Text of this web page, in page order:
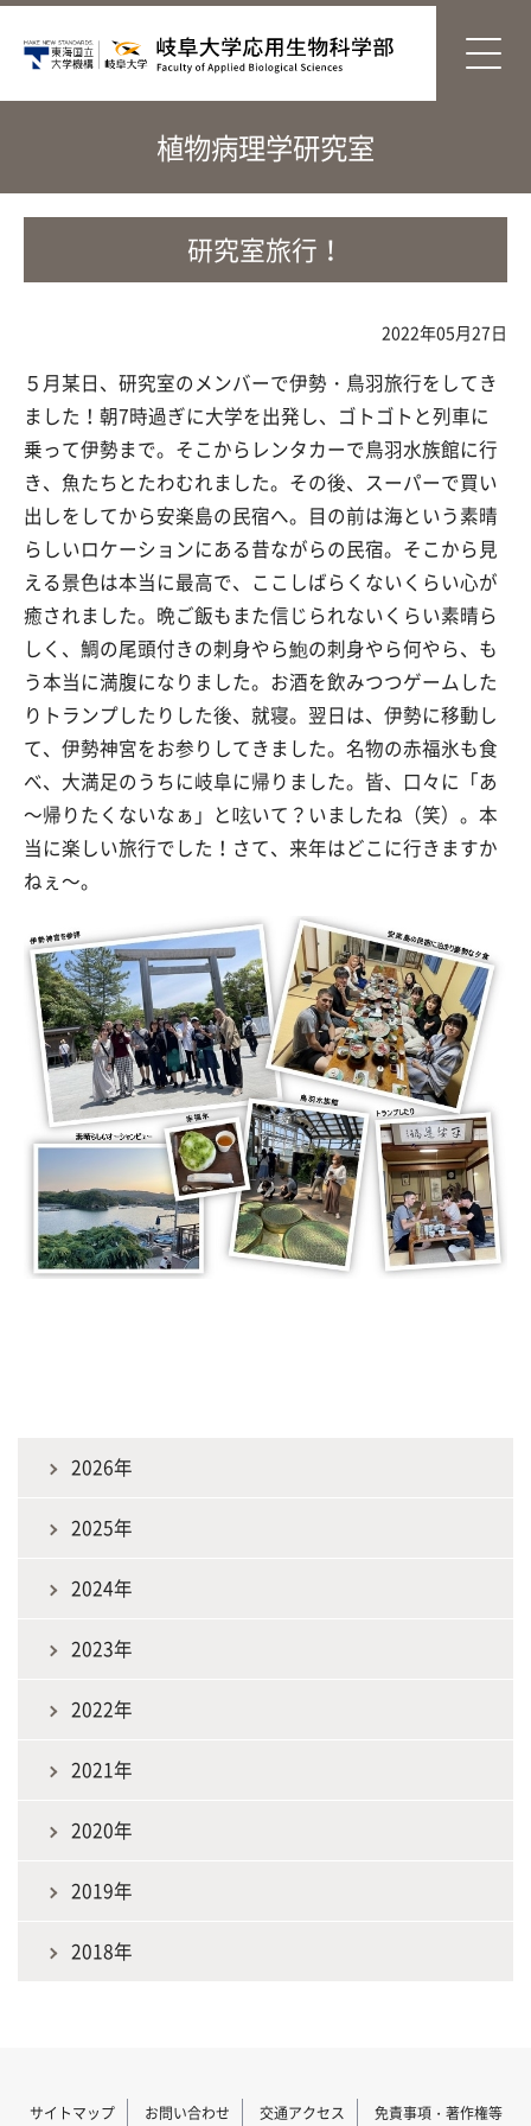
植物病理学研究室
研究室旅行！
2022年05月27日
５月某日、研究室のメンバーで伊勢・鳥羽旅行をしてき
ました！朝7時過ぎに大学を出発し、ゴトゴトと列車に
乗って伊勢まで。そこからレンタカーで鳥羽水族館に行
き、魚たちとたわむれました。その後、スーパーで買い
出しをしてから安楽島の民宿へ。目の前は海という素晴
らしいロケーションにある昔ながらの民宿。そこから見
える景色は本当に最高で、ここしばらくないくらい心が
癒されました。晩ご飯もまた信じられないくらい素晴ら
しく、鯛の尾頭付きの刺身やら鮑の刺身やら何やら、も
う本当に満腹になりました。お酒を飲みつつゲームした
りトランプしたりした後、就寝。翌日は、伊勢に移動し
て、伊勢神宮をお参りしてきました。名物の赤福氷も食
べ、大満足のうちに岐阜に帰りました。皆、口々に「あ
～帰りたくないなぁ」と呟いて？いましたね（笑）。本
当に楽しい旅行でした！さて、来年はどこに行きますか
ねぇ～。
2026年
2025年
2024年
2023年
2022年
2021年
2020年
2019年
2018年
サイトマップ お問い合わせ 交通アクセス 免責事項・著作権等